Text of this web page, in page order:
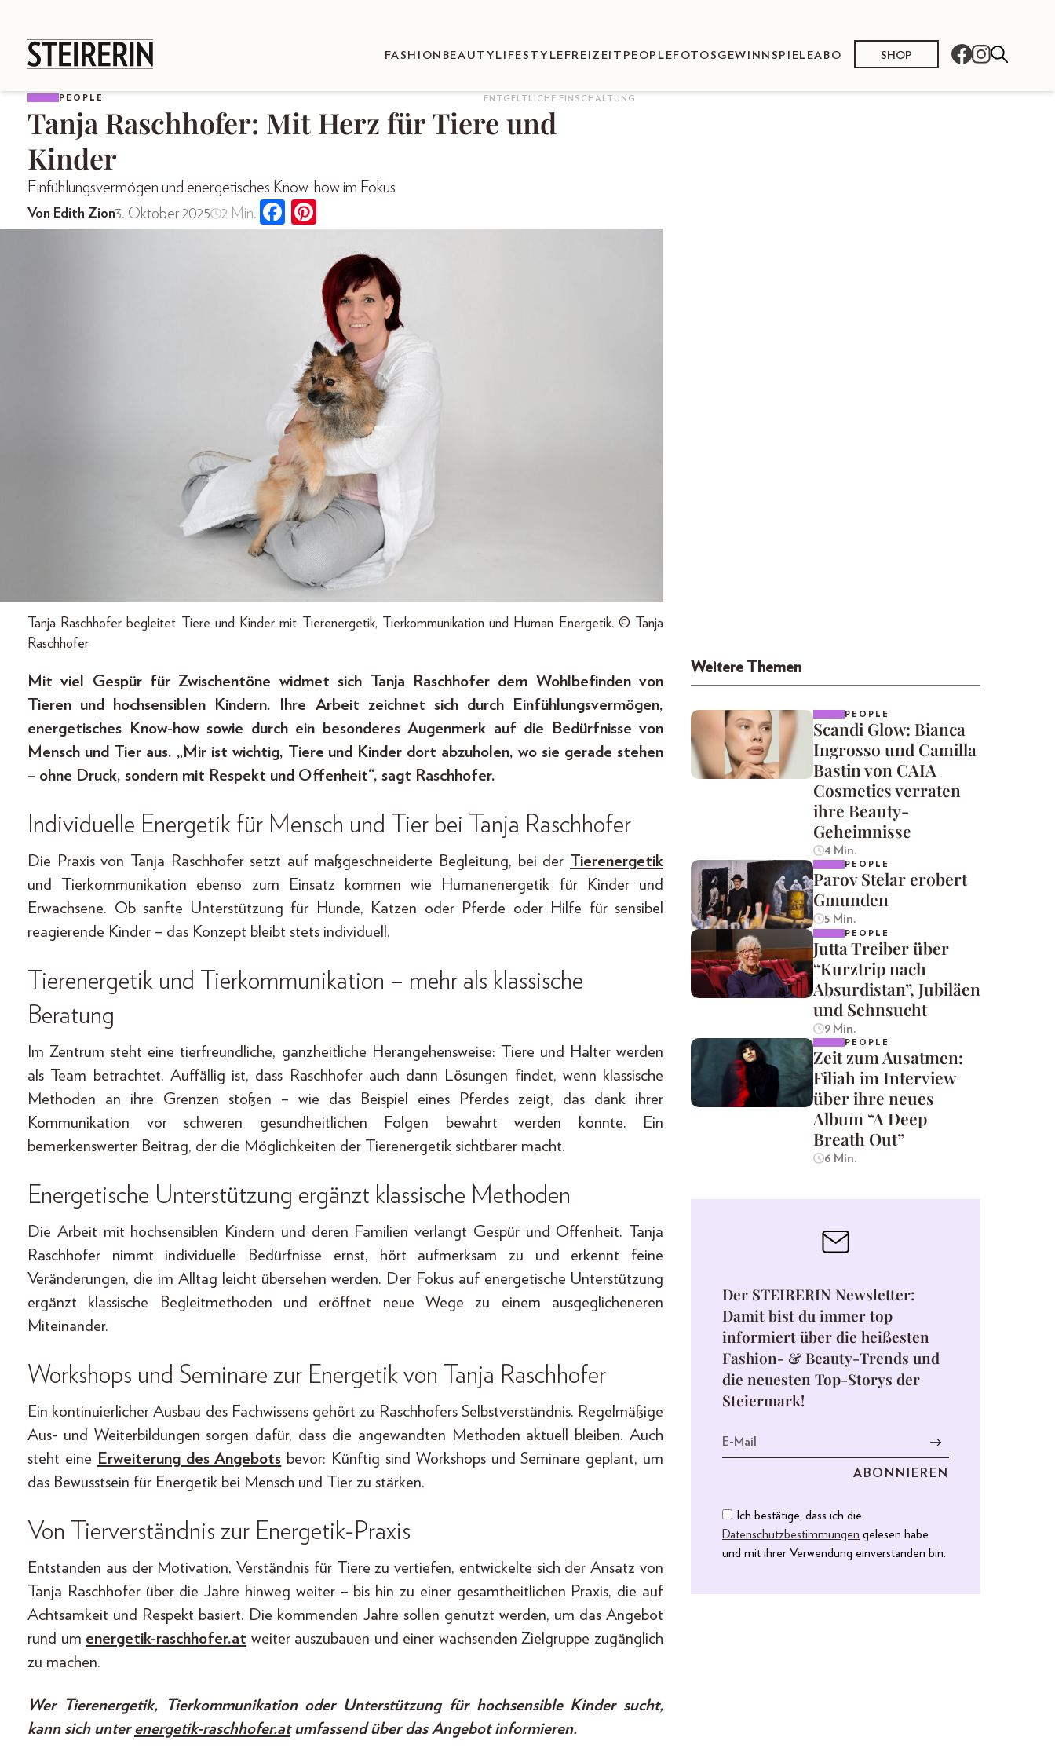
FASHION BEAUTY LIFESTYLE FREIZEIT PEOPLE FOTOS GEWINNSPIELEABO SHOP
PEOPLE ENTGELTLICHE EINSCHALTUNG
Tanja Raschhofer: Mit Herz für Tiere und
Kinder
Einfühlungsvermögen und energetisches Know-how im Fokus
Von Edith Zion3. Oktober 2025 2 Min.
Tanja Raschhofer begleitet Tiere und Kinder mit Tierenergetik, Tierkommunikation und Human Energetik. © Tanja
Raschhofer
Mit viel Gespür für Zwischentöne widmet sich Tanja Raschhofer dem Wohlbefinden von
Tieren und hochsensiblen Kindern. Ihre Arbeit zeichnet sich durch Einfühlungsvermögen,
energetisches Know-how sowie durch ein besonderes Augenmerk auf die Bedürfnisse von
Mensch und Tier aus. „Mir ist wichtig, Tiere und Kinder dort abzuholen, wo sie gerade stehen
– ohne Druck, sondern mit Respekt und Offenheit“, sagt Raschhofer.
Individuelle Energetik für Mensch und Tier bei Tanja Raschhofer
Die Praxis von Tanja Raschhofer setzt auf maßgeschneiderte Begleitung, bei der Tierenergetik
und Tierkommunikation ebenso zum Einsatz kommen wie Humanenergetik für Kinder und
Erwachsene. Ob sanfte Unterstützung für Hunde, Katzen oder Pferde oder Hilfe für sensibel
reagierende Kinder – das Konzept bleibt stets individuell.
Tierenergetik und Tierkommunikation – mehr als klassische
Beratung
Im Zentrum steht eine tierfreundliche, ganzheitliche Herangehensweise: Tiere und Halter werden
als Team betrachtet. Auffällig ist, dass Raschhofer auch dann Lösungen findet, wenn klassische
Methoden an ihre Grenzen stoßen – wie das Beispiel eines Pferdes zeigt, das dank ihrer
Kommunikation vor schweren gesundheitlichen Folgen bewahrt werden konnte. Ein
bemerkenswerter Beitrag, der die Möglichkeiten der Tierenergetik sichtbarer macht.
Energetische Unterstützung ergänzt klassische Methoden
Die Arbeit mit hochsensiblen Kindern und deren Familien verlangt Gespür und Offenheit. Tanja
Raschhofer nimmt individuelle Bedürfnisse ernst, hört aufmerksam zu und erkennt feine
Veränderungen, die im Alltag leicht übersehen werden. Der Fokus auf energetische Unterstützung
ergänzt klassische Begleitmethoden und eröffnet neue Wege zu einem ausgeglicheneren
Miteinander.
Workshops und Seminare zur Energetik von Tanja Raschhofer
Ein kontinuierlicher Ausbau des Fachwissens gehört zu Raschhofers Selbstverständnis. Regelmäßige
Aus- und Weiterbildungen sorgen dafür, dass die angewandten Methoden aktuell bleiben. Auch
steht eine Erweiterung des Angebots bevor: Künftig sind Workshops und Seminare geplant, um
das Bewusstsein für Energetik bei Mensch und Tier zu stärken.
Von Tierverständnis zur Energetik-Praxis
Entstanden aus der Motivation, Verständnis für Tiere zu vertiefen, entwickelte sich der Ansatz von
Tanja Raschhofer über die Jahre hinweg weiter – bis hin zu einer gesamtheitlichen Praxis, die auf
Achtsamkeit und Respekt basiert. Die kommenden Jahre sollen genutzt werden, um das Angebot
rund um energetik-raschhofer.at weiter auszubauen und einer wachsenden Zielgruppe zugänglich
zu machen.
Wer Tierenergetik, Tierkommunikation oder Unterstützung für hochsensible Kinder sucht,
kann sich unterenergetik-raschhofer.atumfassend über das Angebot informieren.
Weitere Themen
PEOPLE
Scandi Glow: Bianca
Ingrosso und Camilla
Bastin von CAIA
Cosmetics verraten
ihre Beauty-
Geheimnisse
4 Min.
PEOPLE
Parov Stelar erobert
Gmunden
5 Min.
PEOPLE
Jutta Treiber über
“Kurztrip nach
Absurdistan”, Jubiläen
und Sehnsucht
9 Min.
PEOPLE
Zeit zum Ausatmen:
Filiah im Interview
über ihre neues
Album “A Deep
Breath Out”
6 Min.
Der STEIRERIN Newsletter:
Damit bist du immer top
informiert über die heißesten
Fashion- & Beauty-Trends und
die neuesten Top-Storys der
Steiermark!
Ich bestätige, dass ich die
Datenschutzbestimmungen gelesen habe
und mit ihrer Verwendung einverstanden bin.